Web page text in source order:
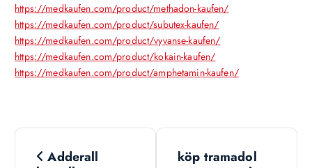
https://medkaufen.com/product/methadon-kaufen/
https://medkaufen.com/product/subutex-kaufen/
https://medkaufen.com/product/vyvanse-kaufen/
https://medkaufen.com/product/kokain-kaufen/
https://medkaufen.com/product/amphetamin-kaufen/
N
Adderall
köp tramadol